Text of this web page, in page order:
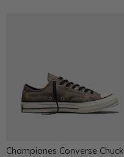
Championes Converse Chuck